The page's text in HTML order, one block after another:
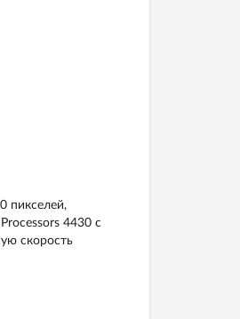
пикселей,
4430 с
скорость